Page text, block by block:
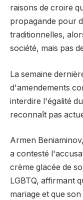
raisons de croire
propagande pour
traditionnelles,
société, mais pas
La semaine
d'amendements
interdire l'égalité
reconnaît pas
Armen
a contesté
crème glacée de
LGBTQ, affirmant
mariage et que